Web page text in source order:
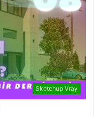
Sketchup Vray